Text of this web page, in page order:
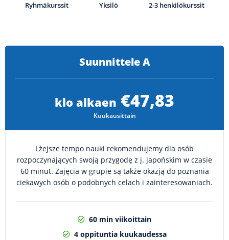
Ryhmäkurssit Yksilö 2-3 henkilökurssit
Suunnittele A
klo alkaen €47,83
Kuukausittain
Lżejsze tempo nauki rekomendujemy dla osób
rozpoczynających swoją przygodę z j. japońskim w czasie
60 minut. Zajęcia w grupie są także okazją do poznania
ciekawych osób o podobnych celach i zainteresowaniach.
60 min viikoittain
4 oppituntia kuukaudessa